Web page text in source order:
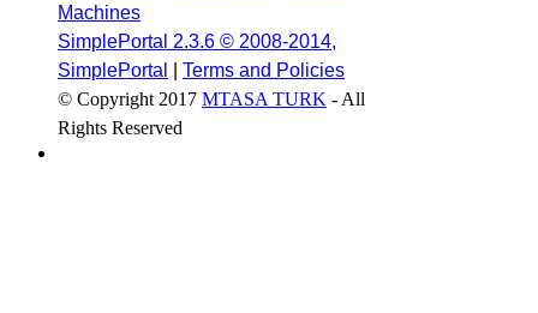
Machines
SimplePortal 2.3.6 © 2008-2014,
SimplePortal
Terms and Policies
© Copyright 2017 MTASA TURK - All
Rights Reserved